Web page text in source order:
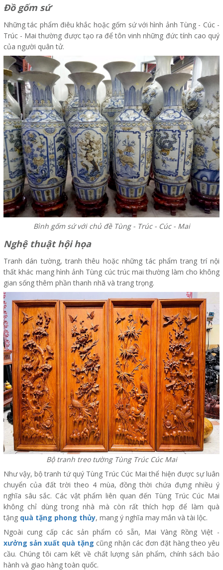
Đồ gốm sứ
Những tác phẩm điêu khắc hoặc gốm sứ với hình ảnh Tùng - Cúc -
Trúc - Mai thường được tạo ra để tôn vinh những đức tính cao quý
của người quân tử.
Bình gốm sứ với chủ đề Tùng - Trúc - Cúc - Mai
Nghệ thuật hội họa
Tranh dán tường, tranh thêu hoặc những tác phẩm trang trí nội
thất khác mang hình ảnh Tùng cúc trúc mai thường làm cho không
gian sống thêm phần thanh nhã và trang trọng.
Bộ tranh treo tường Tùng Trúc Cúc Mai
Như vậy, bộ tranh tứ quý Tùng Trúc Cúc Mai thể hiện được sự luân
chuyển của đất trời theo 4 mùa, đồng thời chứa đựng nhiều ý
nghĩa sâu sắc. Các vật phẩm liên quan đến Tùng Trúc Cúc Mai
không chỉ dùng trong nhà mà còn rất thích hợp để làm quà
tặng quà tặng phong thủy, mang ý nghĩa may mắn và tài lộc.
Ngoài cung cấp các sản phẩm có sẵn, Mai Vàng Rồng Việt -
xưởng sản xuất quà tặng cũng nhận các đơn đặt hàng theo yêu
cầu. Chúng tôi cam kết về chất lượng sản phẩm, chính sách bảo
hành và giao hàng toàn quốc.